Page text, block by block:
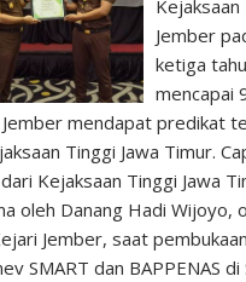
Jember
ketiga
mencapai
mendapat predikat
Tinggi Jawa Timur.
Kejaksaan Tinggi Jawa
oleh Danang Hadi Wijoyo,
Jember, saat
SMART dan BAPPENAS di